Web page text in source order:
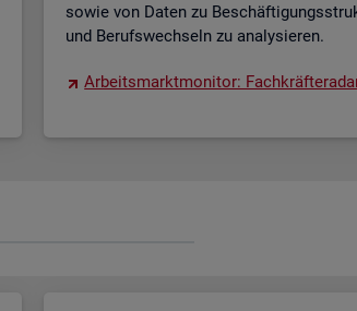
sowie von Daten zu
und Be­rufs­wech­seln zu ana­ly­sie­ren.
Ar­beits­markt­mo­ni­tor: